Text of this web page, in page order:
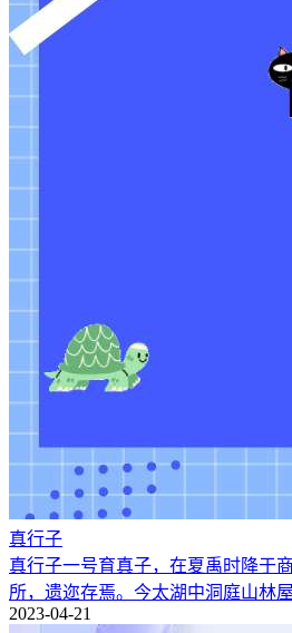
真行子
真行子一号育真子，在夏禹时降于
所，遗迩存焉。今太湖中洞庭山林
2023-04-21